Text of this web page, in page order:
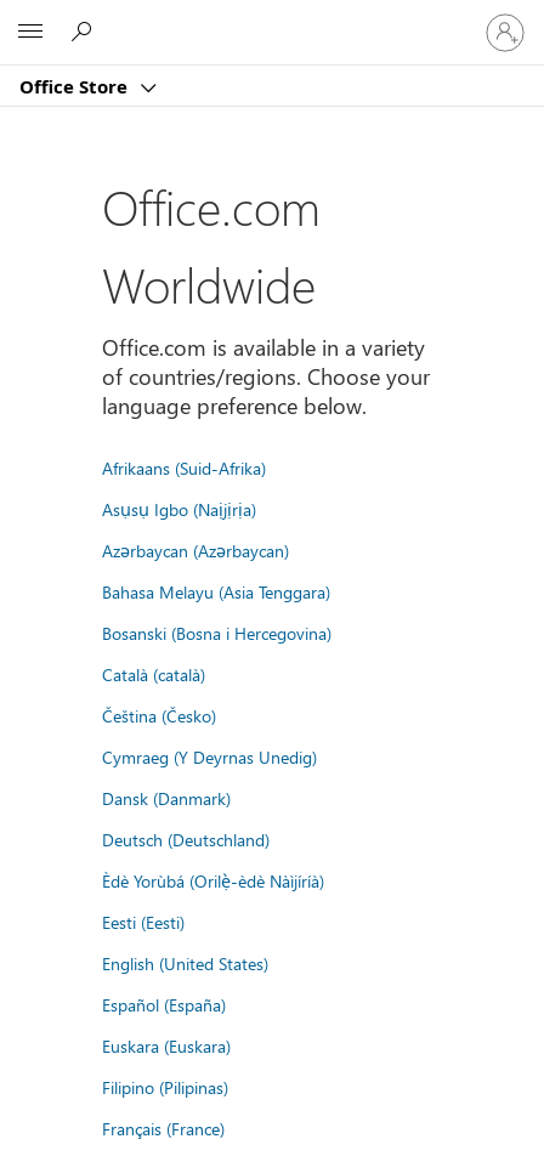
Office Store
Sign
in
to
account
Office.com
Worldwide
Office.com is available in a variety
of countries/regions. Choose your
language preference below.
Afrikaans (Suid-Afrika)
Asụsụ Igbo (Naịjịrịa)
Azərbaycan (Azərbaycan)
Bahasa Melayu (Asia Tenggara)
Bosanski (Bosna i Hercegovina)
Català (català)
Čeština (Česko)
Cymraeg (Y Deyrnas Unedig)
Dansk (Danmark)
Deutsch (Deutschland)
Èdè Yorùbá (Orilẹ̀-èdè Nàìjíríà)
Eesti (Eesti)
English (United States)
Español (España)
Euskara (Euskara)
Filipino (Pilipinas)
Français (France)